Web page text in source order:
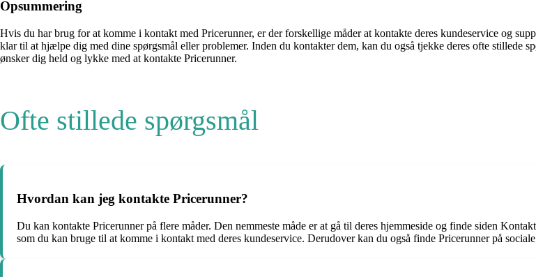
Opsummering
Hvis du har brug for at komme i kontakt med Pricerunner, er der forskellige måder at kontakte deres kundeservice og
klar til at hjælpe dig med dine spørgsmål eller problemer. Inden du kontakter dem, kan du også tjekke deres ofte stillede
ønsker dig held og lykke med at kontakte Pricerunner.
Ofte stillede spørgsmål
Hvordan kan jeg kontakte Pricerunner?
Du kan kontakte Pricerunner på flere måder. Den nemmeste måde er at gå til deres hjemmeside og finde siden
som du kan bruge til at komme i kontakt med deres kundeservice. Derudover kan du også finde Pricerunner på